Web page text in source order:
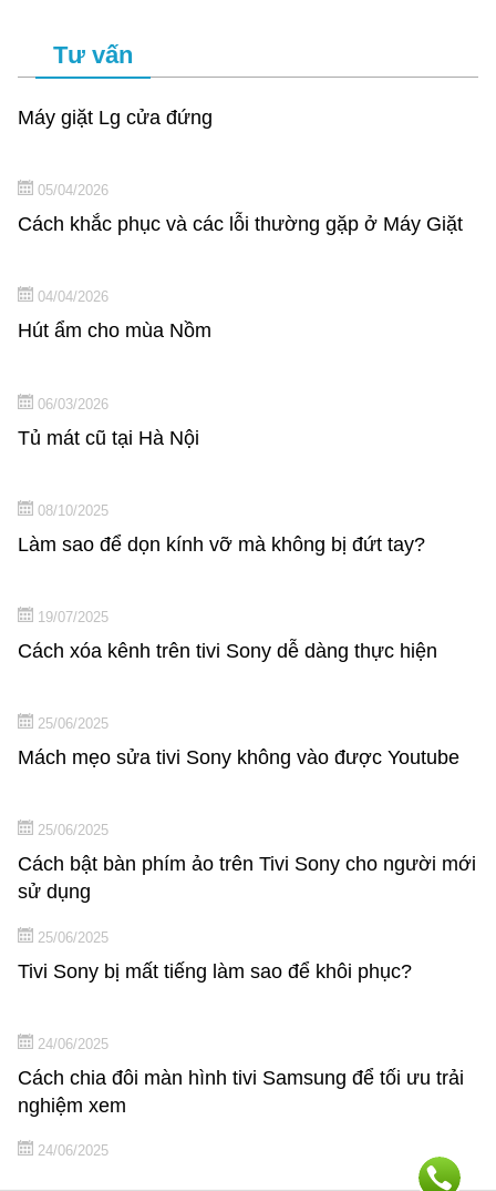
Tư vấn
Máy giặt Lg cửa đứng
05/04/2026
Cách khắc phục và các lỗi thường gặp ở Máy Giặt
04/04/2026
Hút ẩm cho mùa Nồm
06/03/2026
Tủ mát cũ tại Hà Nội
08/10/2025
Làm sao để dọn kính vỡ mà không bị đứt tay?
19/07/2025
Cách xóa kênh trên tivi Sony dễ dàng thực hiện
25/06/2025
Mách mẹo sửa tivi Sony không vào được Youtube
25/06/2025
Cách bật bàn phím ảo trên Tivi Sony cho người mới
sử dụng
25/06/2025
Tivi Sony bị mất tiếng làm sao để khôi phục?
24/06/2025
Cách chia đôi màn hình tivi Samsung để tối ưu trải
nghiệm xem
24/06/2025